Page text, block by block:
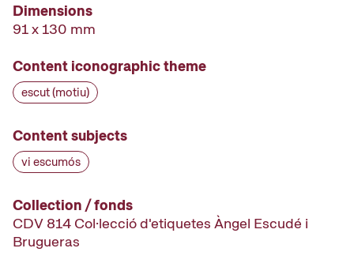
Dimensions
91 x 130 mm
Content iconographic theme
escut (motiu)
Content subjects
vi escumós
Collection / fonds
CDV 814 Col·lecció d'etiquetes Àngel Escudé i
Brugueras